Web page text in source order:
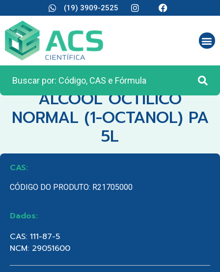
(19) 3909-2525
CATEGORIA:REAGENTES ANALÍTICOS
ALCOOL OCTILICO
NORMAL (1-OCTANOL) PA
5L
CAS:
CÓDIGO DO PRODUTO: R21705000
Dados:
CAS: 111-87-5
NCM: 29051600